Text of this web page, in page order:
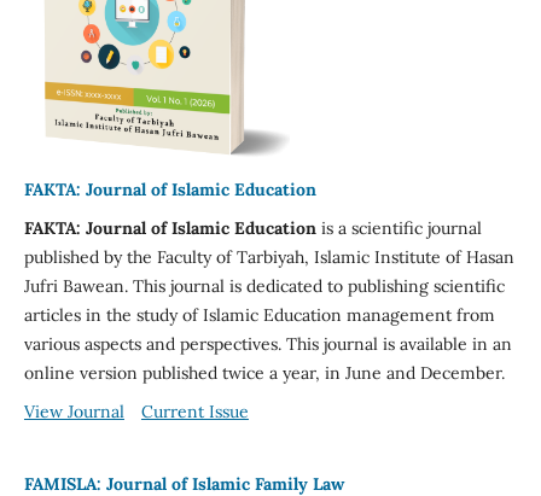
FAKTA: Journal of Islamic Education
FAKTA: Journal of Islamic Education is a scientific journal
published by the Faculty of Tarbiyah, Islamic Institute of Hasan
Jufri Bawean. This journal is dedicated to publishing scientific
articles in the study of Islamic Education management from
various aspects and perspectives. This journal is available in an
online version published twice a year, in June and December.
View Journal
Current Issue
FAMISLA: Journal of Islamic Family Law